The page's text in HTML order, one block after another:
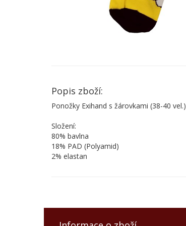
Popis zboží:
Ponožky Exihand s žárovkami (38-40 vel.)
Složení:
80% bavlna
18% PAD (Polyamid)
2% elastan